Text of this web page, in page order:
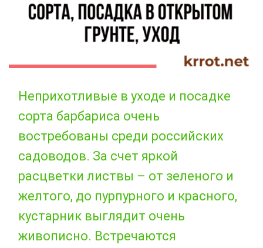
Неприхотливые в уходе и посадке
сорта барбариса очень
востребованы среди российских
садоводов. За счет яркой
расцветки листвы – от зеленого и
желтого, до пурпурного и красного,
кустарник выглядит очень
живописно. Встречаются